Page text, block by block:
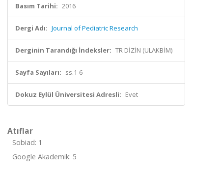
Basım Tarihi: 2016
Dergi Adı: Journal of Pediatric Research
Derginin Tarandığı İndeksler: TR DİZİN (ULAKBİM)
Sayfa Sayıları: ss.1-6
Dokuz Eylül Üniversitesi Adresli: Evet
Atıflar
Sobiad: 1
Google Akademik: 5